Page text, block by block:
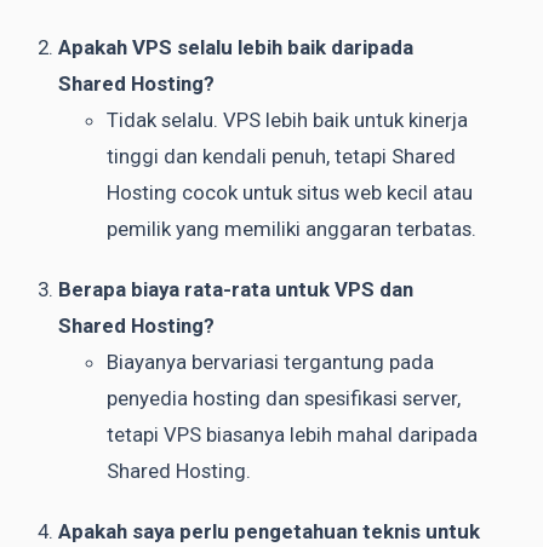
Apakah VPS selalu lebih baik daripada
Shared Hosting?
Tidak selalu. VPS lebih baik untuk kinerja
tinggi dan kendali penuh, tetapi Shared
Hosting cocok untuk situs web kecil atau
pemilik yang memiliki anggaran terbatas.
Berapa biaya rata-rata untuk VPS dan
Shared Hosting?
Biayanya bervariasi tergantung pada
penyedia hosting dan spesifikasi server,
tetapi VPS biasanya lebih mahal daripada
Shared Hosting.
Apakah saya perlu pengetahuan teknis untuk